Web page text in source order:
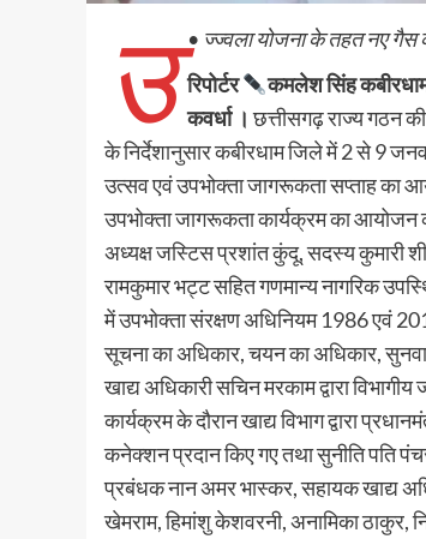
•
उ
ज्ज्वला योजना के तहत नए
रिपोर्टर
कमलेश सिंह
कवर्धा । छत्तीसगढ़ राज्य गठन
के निर्देशानुसार कबीरधाम जिले में 2 से 9
उत्सव एवं उपभोक्ता जागरूकता सप्ताह का
उपभोक्ता जागरूकता कार्यक्रम का आयोजन
अध्यक्ष जस्टिस प्रशांत कुंदू, सदस्य कुमारी
रामकुमार भट्ट सहित गणमान्य नागरिक
में उपभोक्ता संरक्षण अधिनियम 1986 एवं
सूचना का अधिकार, चयन का अधिकार,
खाद्य अधिकारी सचिन मरकाम द्वारा
कार्यक्रम के दौरान खाद्य विभाग द्वारा
कनेक्शन प्रदान किए गए तथा सुनीति पति
प्रबंधक नान अमर भास्कर, सहायक खाद्य
खेमराम, हिमांशु केशवरनी, अनामिका ठाकुर,